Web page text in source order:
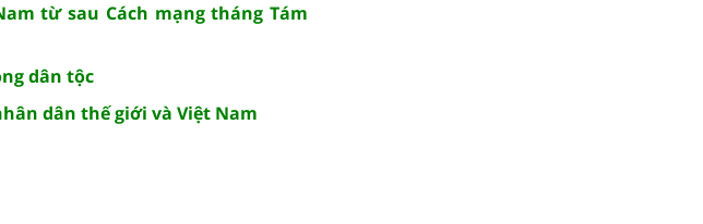
từ sau Cách mạng tháng Tám
dân tộc
dân thế giới và Việt Nam